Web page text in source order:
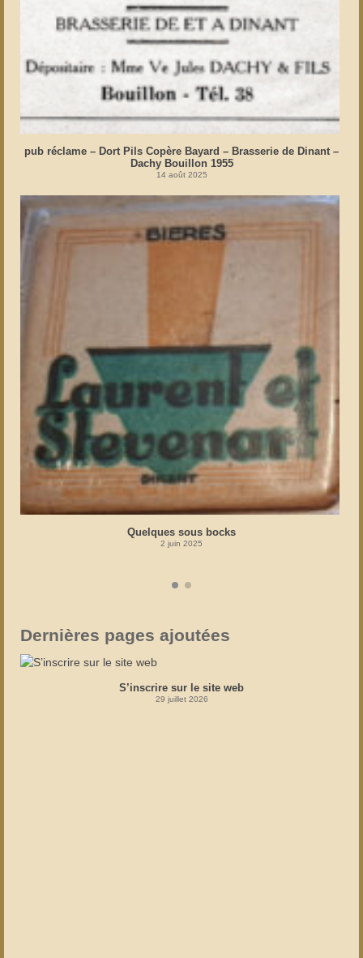
pub réclame – Dort Pils Copère Bayard – Brasserie de Dinant –
Dachy Bouillon 1955
14 août 2025
Quelques sous bocks
2 juin 2025
Dernières pages ajoutées
S’inscrire sur le site web
29 juillet 2026